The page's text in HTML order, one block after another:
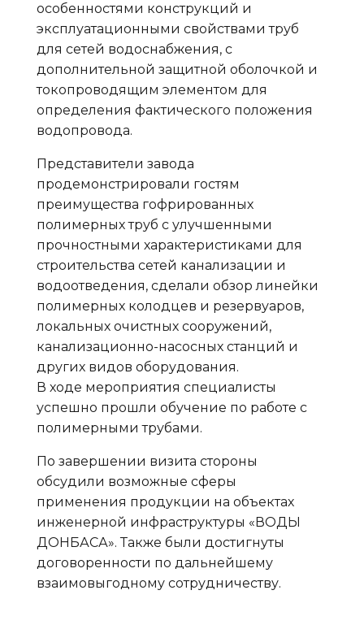
особенностями конструкций и
эксплуатационными свойствами труб
для сетей водоснабжения, с
дополнительной защитной оболочкой и
токопроводящим элементом для
определения фактического положения
водопровода.
Представители завода
продемонстрировали гостям
преимущества гофрированных
полимерных труб с улучшенными
прочностными характеристиками для
строительства сетей канализации и
водоотведения, сделали обзор линейки
полимерных колодцев и резервуаров,
локальных очистных сооружений,
канализационно-насосных станций и
других видов оборудования.
В ходе мероприятия специалисты
успешно прошли обучение по работе с
полимерными трубами.
По завершении визита стороны
обсудили возможные сферы
применения продукции на объектах
инженерной инфраструктуры «ВОДЫ
ДОНБАСА». Также были достигнуты
договоренности по дальнейшему
взаимовыгодному сотрудничеству.